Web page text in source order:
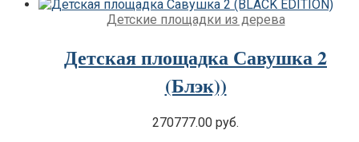
Детские площадки из дерева
Детская площадка Савушка 2
(Блэк))
270777.00 руб.